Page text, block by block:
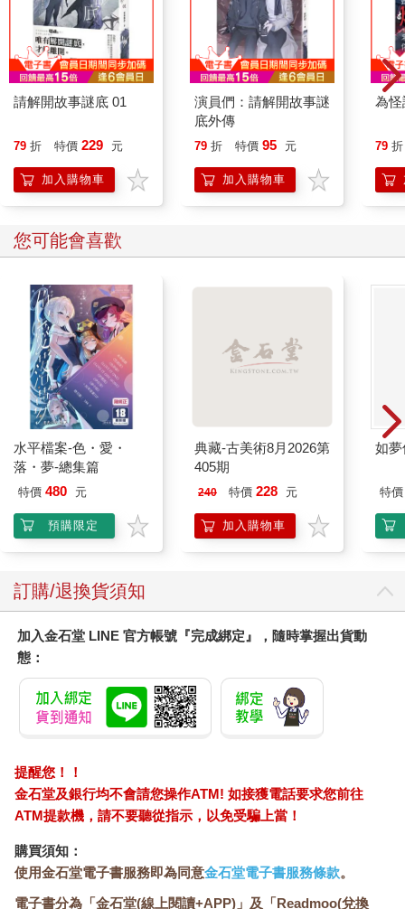
外，在河源的判定上，不僅長度最長的上流支流可以成為河源，
連水量最大的上流支流也可以成為河源。簡單地說，河流從哪裡
「開始」，完全是主觀判斷。
如果我們認為河流是所有仰賴流水、淤泥、黏土與砂礫（所
有這些元素我們都稱之為河流）的生命形式的集合體，那麼我們
對於河流的概念，就必須包含河流的所有上流支流與三角洲分
流。這些支流分流構成了整個流水與氾濫平原系統，許多仰賴河
流的生命形式也在眾多水路之間遷徙，並且依賴洪水脈動取得營
養與進行繁殖。這些事實需要一個有系統的觀點。河流不能當成
樹幹來理解，而應該當成植物，我們要了解植物，就必須考慮植
物的葉子與根，還有植物所需的養分，養分在植物內部流動，使
植物各部分連繫成一個整體。
從生物的角度來看，河流整體包含了支流、濕地、氾濫平原、回
廊。距離河流與氾濫平原愈遠，生物的生命濃度下降得愈劇烈。
這種下跌的現象不僅發生在生活在水裡或水邊的魚類、雙殼貝
類、水鳥與烏龜身上，也發生在仰賴生物多樣性以獲取營養的河
流鳥類（例如猛禽與蒼鷺）、哺乳動物與爬蟲類身上。不只動
物，連植物也是如此：生活在水中的植物（藻類、草與水生植
物）與生活在水邊的植物，都仰賴季節性的洪水脈動提供的養分
維生。植物繁盛會吸引草食性動物（如加拿大馬鹿與鹿）前來，
之後肉食性動物（狼與大型貓科動物）則緊隨而至獵食草食性動
物。
如果流動的水代表「河流性質」中不可或缺的養分，那麼或許我
們的觀點還是太狹隘。人們也許會問，為什麼我們不重視那些地
節性？每條支流都有自己的支流，而支流的支流當然也有更小的
涓滴細流源源不斷地提供水源。同樣的，在地圖上繪製河流的人
景」（waterscape）一詞才能涵蓋我們傳統意義上的河流。這也
我們把流域想成循環系統，那麼雨水、露水、只在春天形成的池
塘、泉水，這些微型水路就成了支撐整個系統的毛細管，或者更
好的說法是微型支流。這些微型支流提供的不只是水。由於它們
布滿整個流域，因此絕大部分河流生態系需要的養分都由它們收
集運送。如果排除掉這些微型支流與洪水脈動，那麼剩餘的河道
根本無法維持豐富的生命形式。
兩者的運作方式是相反的。植物是藉由毛細現象來對抗重力，但
流域的運作完全仰賴重力。植物的根部靠著數百萬根菌根連結，
收集必需的養分供植物生長與繁殖。從功能來看，這些菌根就像
流域中的數百萬個潮濕地，緩慢地聚集與傳送蘊涵養分的水到溪
流與支流，然後匯入幹流、分流，最終注入大海。植物的葉子與
果實也像豐饒而肥沃的氾濫平原（無論有沒有被開墾），將整個
流域的養分匯聚，支撐起河流生命的豐富性。
請解開故事謎底 01
79 折 特價 229 元
加入購物車
演員們：請解開故事謎
底外傳
79 折 特價 95 元
加入購物車
為怪
79 折
您可能會喜歡
水平檔案-色・愛・
落・夢-總集篇
特價 480 元
預購限定
典藏-古美術8月2026第
405期
240 特價 228 元
加入購物車
如
特價
訂購/退換貨須知
加入金石堂 LINE 官方帳號『完成綁定』，隨時掌握出貨動
態：
提醒您！！
金石堂及銀行均不會請您操作ATM! 如接獲電話要求您前往
ATM提款機，請不要聽從指示，以免受騙上當！
購買須知：
使用金石堂電子書服務即為同意金石堂電子書服務條款。
電子書分為「金石堂(線上閱讀+APP)」及「Readmoo(兌換